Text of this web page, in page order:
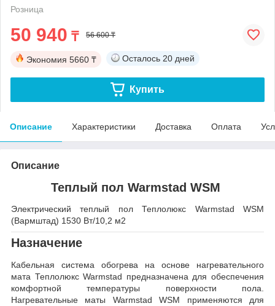
Розница
50 940 ₸ 56 600 ₸
Экономия 5660 ₸ Осталось 20 дней
Купить
Описание Характеристики Доставка Оплата
Описание
Теплый пол Warmstad WSM
Электрический теплый пол Теплолюкс Warmstad WSM
(Вармштад) 1530 Вт/10,2 м2
Назначение
Кабельная система обогрева на основе нагревательного
мата Теплолюкс Warmstad предназначена для обеспечения
комфортной температуры поверхности пола.
Нагревательные маты Warmstad WSM применяются для